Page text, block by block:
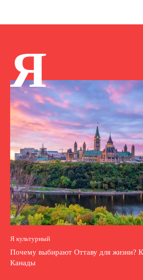
Я
Я культурный
Почему выбирают Оттаву для жизни?
Канады